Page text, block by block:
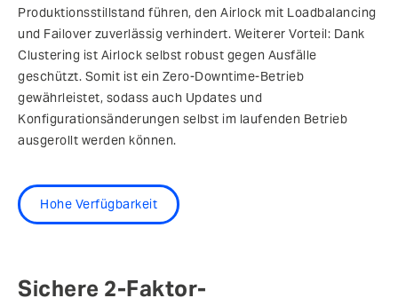
Produktionsstillstand führen, den Airlock mit Loadbalancing
und Failover zuverlässig verhindert. Weiterer Vorteil: Dank
Clustering ist Airlock selbst robust gegen Ausfälle
geschützt. Somit ist ein Zero-Downtime-Betrieb
gewährleistet, sodass auch Updates und
Konfigurationsänderungen selbst im laufenden Betrieb
ausgerollt werden können.
Hohe Verfügbarkeit
Sichere 2-Faktor-